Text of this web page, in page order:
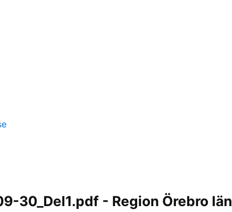
30_Del1.pdf - Region Örebro län